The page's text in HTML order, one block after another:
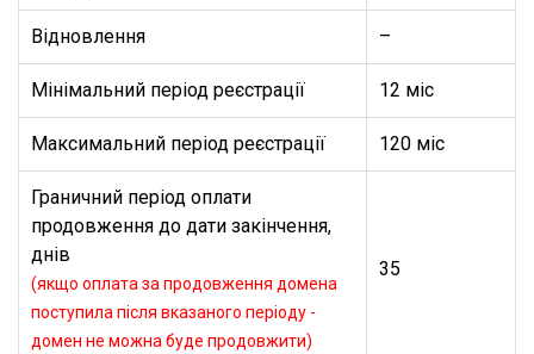
Відновлення –
Мінімальний період реєстрації 12 міс
Максимальний період реєстрації 120 міс
Граничний період оплати
продовження до дати закінчення,
днів
(якщо оплата за продовження домена
поступила після вказаного періоду -
домен не можна буде продовжити)
35